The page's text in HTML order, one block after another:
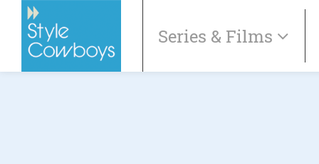
Series & Films